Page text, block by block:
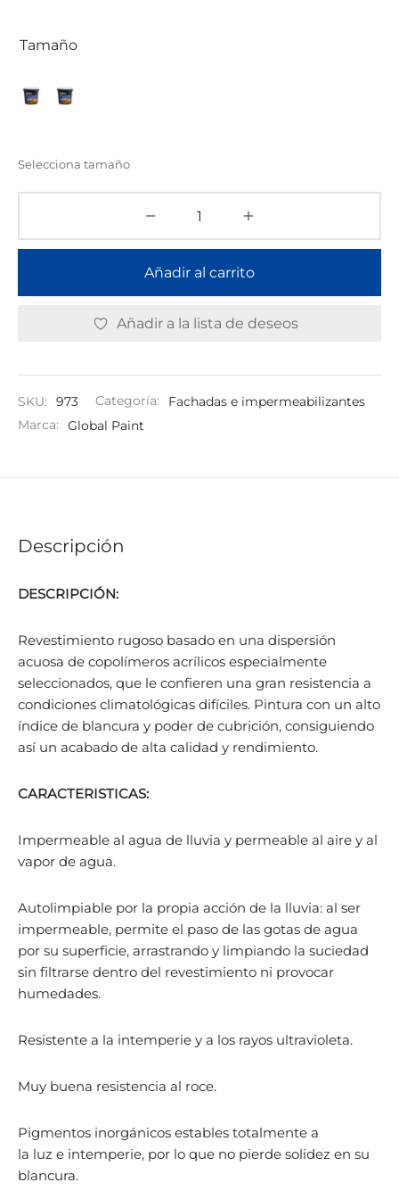
Tamaño
Selecciona tamaño
Añadir al carrito
Añadir a la lista de deseos
SKU: 973 Categoría:
Fachadas e impermeabilizantes
Marca:
Global Paint
Descripción
DESCRIPCIÓN:
Revestimiento rugoso basado en una dispersión
acuosa de copolímeros acrílicos especialmente
seleccionados, que le confieren una gran resistencia a
condiciones climatológicas difíciles. Pintura con un alto
índice de blancura y poder de cubrición, consiguiendo
así un acabado de alta calidad y rendimiento.
CARACTERISTICAS:
Impermeable al agua de lluvia y permeable al aire y al
vapor de agua.
Autolimpiable por la propia acción de la lluvia: al ser
impermeable, permite el paso de las gotas de agua
por su superficie, arrastrando y limpiando la suciedad
sin filtrarse dentro del revestimiento ni provocar
humedades.
Resistente a la intemperie y a los rayos ultravioleta.
Muy buena resistencia al roce.
Pigmentos inorgánicos estables totalmente a
la luz e intemperie, por lo que no pierde solidez en su
blancura.